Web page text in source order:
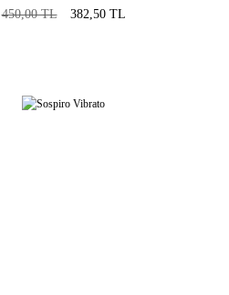
450,00 TL 382,50 TL